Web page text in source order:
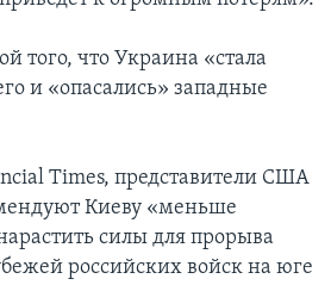
того, что Украина «стала
и «опасались» западные
Times, представители США
Киеву «меньше
силы для прорыва
российских войск на юге